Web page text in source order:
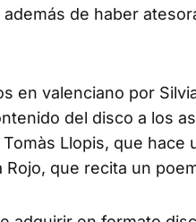
de haber
en valenciano por
del disco a los
Llopis, que
Rojo, que recita un